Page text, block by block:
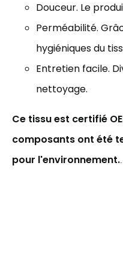
Douceur. Le
Perméabilité.
hygiéniques du
Entretien facile.
nettoyage.
Ce tissu est certifié
composants ont été
pour l'environnement..